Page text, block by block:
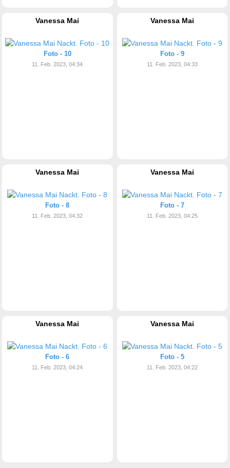
Vanessa Mai
Foto - 10
11. Feb. 2023, 04:34
Vanessa Mai
Foto - 9
11. Feb. 2023, 04:33
Vanessa Mai
Foto - 8
11. Feb. 2023, 04:32
Vanessa Mai
Foto - 7
11. Feb. 2023, 04:25
Vanessa Mai
Foto - 6
11. Feb. 2023, 04:24
Vanessa Mai
Foto - 5
11. Feb. 2023, 04:22